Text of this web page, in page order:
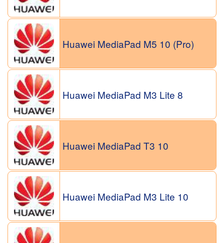
Huawei MediaPad M5 10 (Pro)
Huawei MediaPad M3 Lite 8
Huawei MediaPad T3 10
Huawei MediaPad M3 Lite 10